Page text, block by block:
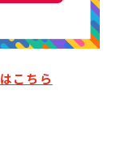
こちら